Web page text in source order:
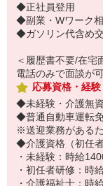
◆正社員登用
◆副業・Wワーク相
◆ガソリン代含め
＜履歴書不要/在宅
電話のみで面談が
応募資格・経験
◆未経験・介護無
◆普通自動車運転
※送迎業務がある
◆介護資格（初任
・未経験：時給
・初任者研修：時
・介護福祉士：時